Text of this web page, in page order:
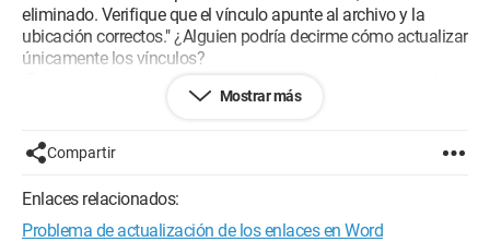
eliminado. Verifique que el vínculo apunte al archivo y la
ubicación correctos." ¿Alguien podría decirme cómo actualizar
únicamente los vínculos?
¡Espero no tener que pasar uno o dos días rehaciendo cada
Configuración:
Mostrar más
Compartir
Enlaces relacionados:
Problema de actualización de los enlaces en Word